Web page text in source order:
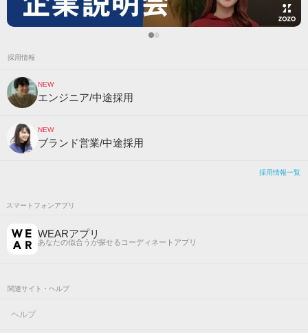
採用情報
NEW
エンジニア/中途採用
NEW
ブランド営業/中途採用
採用情報一覧
スマートフォンアプリ
WEARアプリ
あなたの似合うが探せるコーディネートアプリ
関連サイト・ヘルプ
ヘルプ